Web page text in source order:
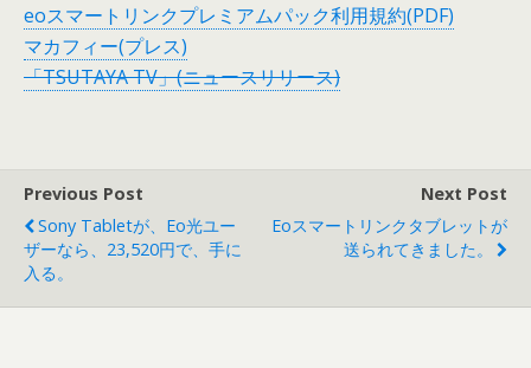
eoスマートリンクプレミアムパック利用規約(PDF)
マカフィー(プレス)
「TSUTAYA TV」(ニュースリリース)
Previous Post
Sony Tabletが、eo光ユー
ザーなら、23,520円で、手に
入る。
Next Post
Eoスマートリンクタブレットが
送られてきました。